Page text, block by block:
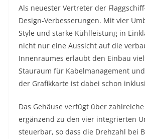
Als neuester Vertreter der
Design-Verbesserungen. Mit vier
Style und starke Kühlleistung in
nicht nur eine Aussicht auf die
Innenraumes erlaubt den Einbau
Stauraum für Kabelmanagement
der Grafikkarte ist dabei schon
Das Gehäuse verfügt über
ergänzend zu den vier integrierten
steuerbar, so dass die Drehzahl bei